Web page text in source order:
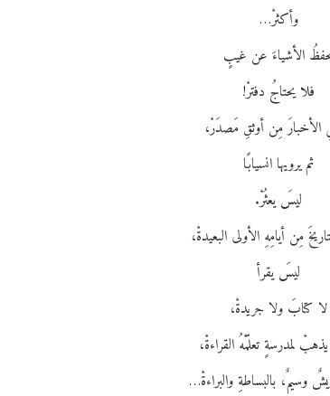
وأكثرْ…
الأشياءَ عن غيبٍ
فلا يحتاجُ دفترْ!
الأخبارَ مِن أوثقِ مَصدَرْ،
ثم يرويها انسيابًا
ليسَ يعثُرْ.
مِن أيامِهِ الأولى البعيدةْ،
ليسَ يقرأ
لا كتابَ ولا جريدةْ،
لمدرسةٍ تعلّمْهُ القراءةْ،
وسيمٌ، بالبساطةِ والبراءةْ…